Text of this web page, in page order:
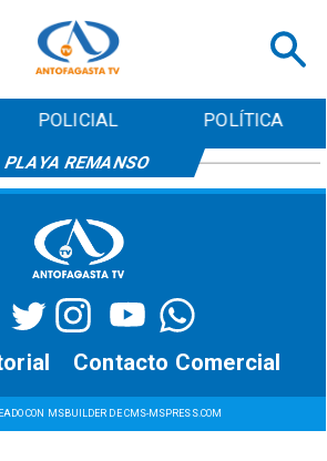
POLICIAL POLÍTICA
PLAYA REMANSO
CON MSBUILDER DE CMS-MSPRESS.COM
Contacto Comercial